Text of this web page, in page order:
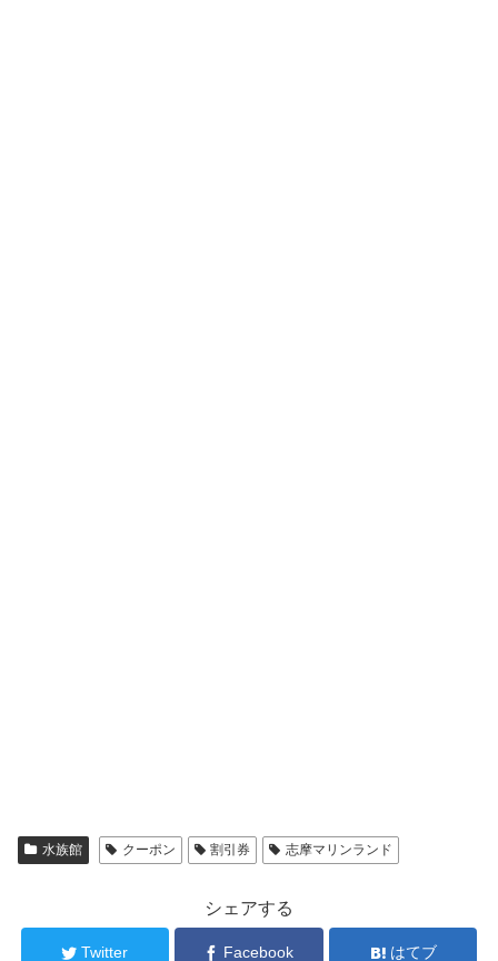
水族館 クーポン 割引券 志摩マリンランド
シェアする
Twitter Facebook はてブ